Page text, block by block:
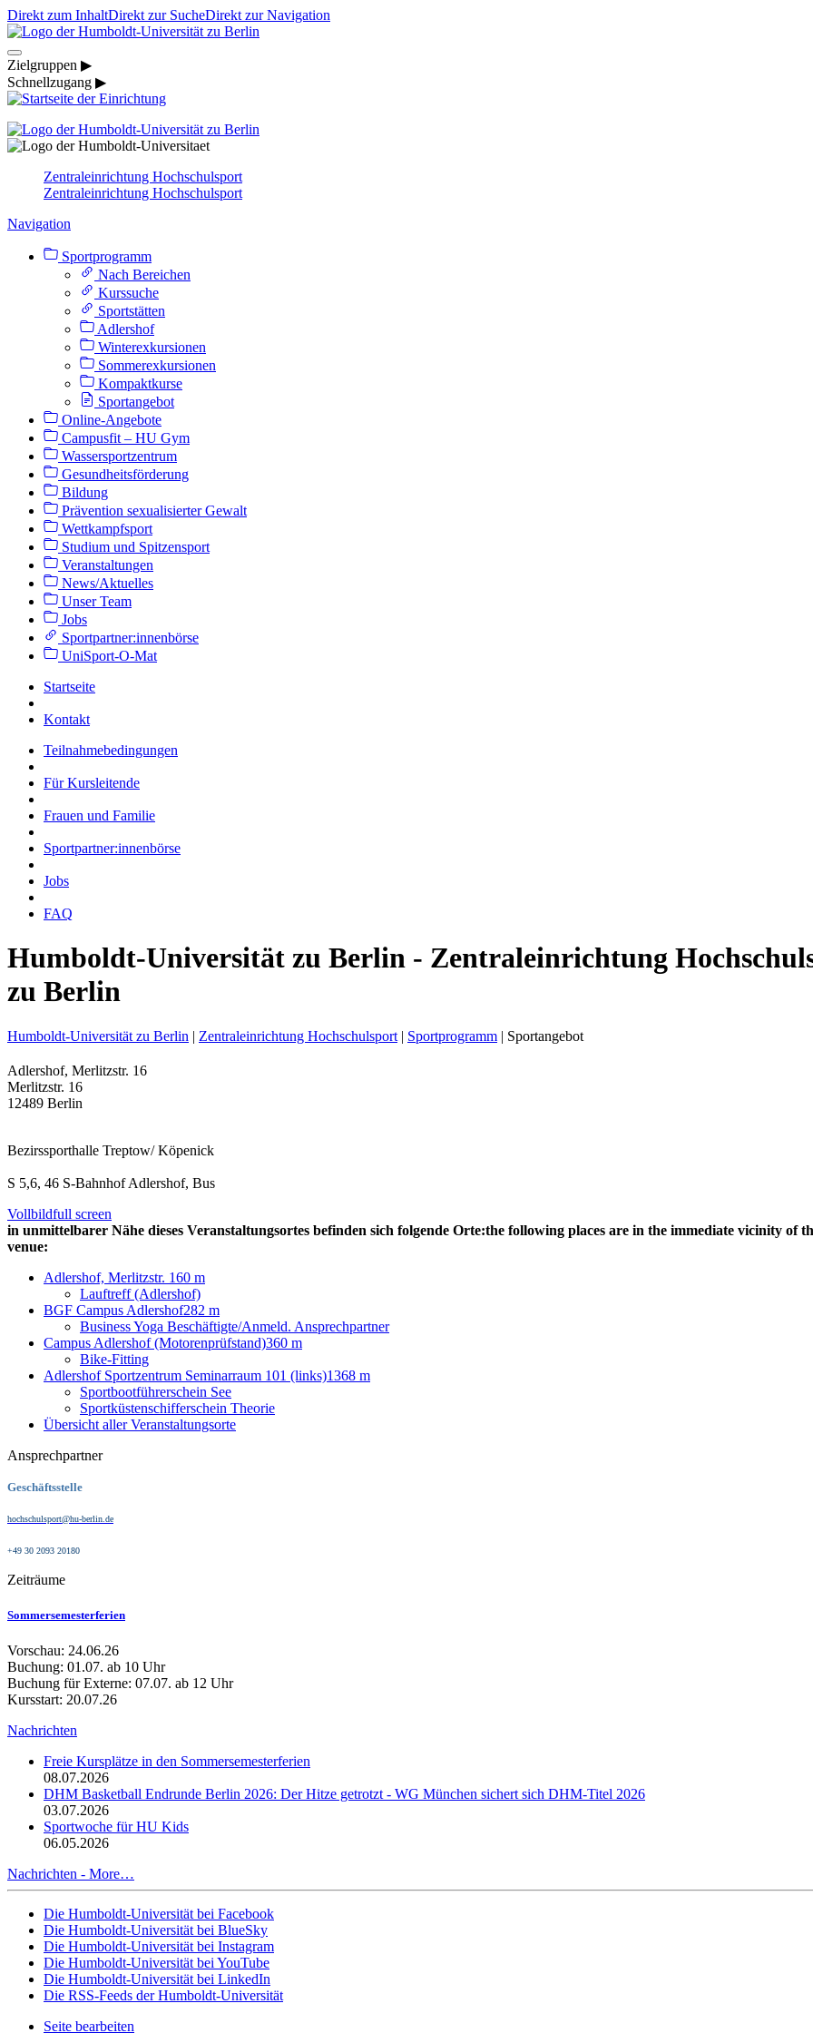
Direkt zum InhaltDirekt zur SucheDirekt zur Navigation
Zielgruppen ▶
Schnellzugang ▶
Zentraleinrichtung Hochschulsport
Zentraleinrichtung Hochschulsport
Navigation
Sportprogramm
Nach Bereichen
Kurssuche
Sportstätten
Adlershof
Winterexkursionen
Sommerexkursionen
Kompaktkurse
Sportangebot
Online-Angebote
Campusfit – HU Gym
Wassersportzentrum
Gesundheitsförderung
Bildung
Prävention sexualisierter Gewalt
Wettkampfsport
Studium und Spitzensport
Veranstaltungen
News/Aktuelles
Unser Team
Jobs
Sportpartner:innenbörse
UniSport-O-Mat
Startseite
Kontakt
Teilnahmebedingungen
Für Kursleitende
Frauen und Familie
Sportpartner:innenbörse
Jobs
FAQ
Humboldt-Universität zu Berlin - Zentraleinrichtung
zu Berlin
Humboldt-Universität zu Berlin | Zentraleinrichtung Hochschulsport | Sportprogramm | Sportangebot
Adlershof, Merlitzstr. 16
Merlitzstr. 16
12489 Berlin
Bezirssporthalle Treptow/ Köpenick
S 5,6, 46 S-Bahnhof Adlershof, Bus
Vollbildfull screen
in unmittelbarer Nähe dieses Veranstaltungsortes befinden sich folgende Orte:the following places are in the immediate vicinity of
venue:
Adlershof, Merlitzstr. 160 m
Lauftreff (Adlershof)
BGF Campus Adlershof282 m
Business Yoga Beschäftigte/Anmeld. Ansprechpartner
Campus Adlershof (Motorenprüfstand)360 m
Bike-Fitting
Adlershof Sportzentrum Seminarraum 101 (links)1368 m
Sportbootführerschein See
Sportküstenschifferschein Theorie
Übersicht aller Veranstaltungsorte
Ansprechpartner
Geschäftsstelle
hochschulsport@hu-berlin.de
+49 30 2093 20180
Zeiträume
Sommersemesterferien
Vorschau: 24.06.26
Buchung: 01.07. ab 10 Uhr
Buchung für Externe: 07.07. ab 12 Uhr
Kursstart: 20.07.26
Nachrichten
Freie Kursplätze in den Sommersemesterferien
08.07.2026
DHM Basketball Endrunde Berlin 2026: Der Hitze getrotzt - WG München sichert sich DHM-Titel 2026
03.07.2026
Sportwoche für HU Kids
06.05.2026
Nachrichten - More…
Die Humboldt-Universität bei Facebook
Die Humboldt-Universität bei BlueSky
Die Humboldt-Universität bei Instagram
Die Humboldt-Universität bei YouTube
Die Humboldt-Universität bei LinkedIn
Die RSS-Feeds der Humboldt-Universität
Seite bearbeiten